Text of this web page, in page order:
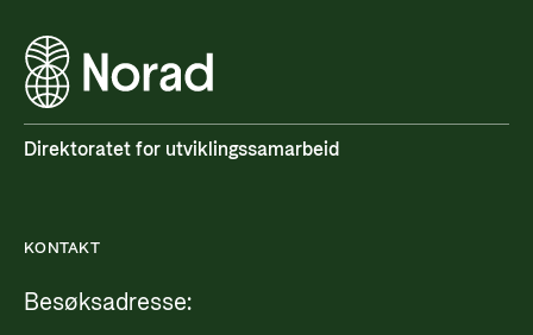
Direktoratet for utviklingssamarbeid
KONTAKT
Besøksadresse: